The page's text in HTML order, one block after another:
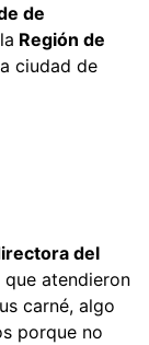
de
Región de
ciudad de
del
atendieron
carné, algo
porque no